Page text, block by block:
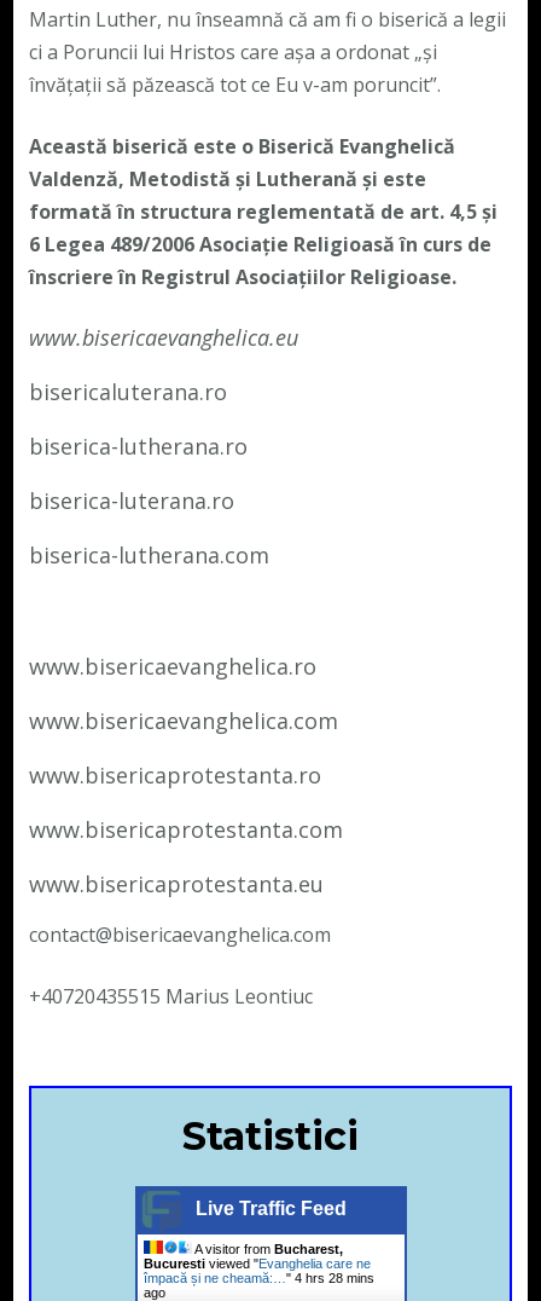
Martin Luther, nu înseamnă că am fi o biserică a legii
ci a Poruncii lui Hristos care așa a ordonat „și
învățații să păzească tot ce Eu v-am poruncit”.
Această biserică este o Biserică Evanghelică
Valdenză, Metodistă și Lutherană și este
formată în structura reglementată de art. 4,5 și
6 Legea 489/2006Asociație Religioasă în curs de
înscriere în Registrul Asociațiilor Religioase.
www.bisericaevanghelica.eu
bisericaluterana.ro
biserica-lutherana.ro
biserica-luterana.ro
biserica-lutherana.com
www.bisericaevanghelica.ro
www.bisericaevanghelica.com
www.bisericaprotestanta.ro
www.bisericaprotestanta.com
www.bisericaprotestanta.eu
contact@bisericaevanghelica.com
+40720435515 Marius Leontiuc
Statistici
Live Traffic Feed
A visitor from Bucharest,
Bucurestiviewed "Evanghelia care ne
împacă și ne cheamă:… " 4 hrs 28 mins
ago